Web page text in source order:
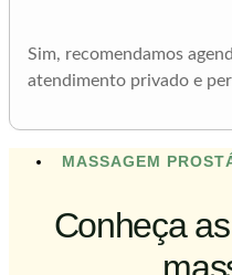
Sim, recomendamos
atendimento privado e
MASSAGEM
Conheça